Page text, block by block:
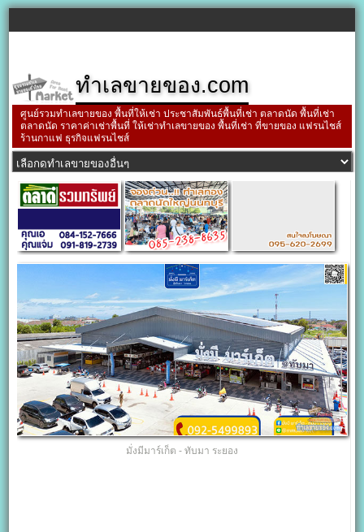
ทำเลขายของ.com
ศูนย์รวมทำเลขายของ พื้นที่ให้เช่า ประชาสัมพันธ์พื้นที่เช่า ตลาดนัด พื้นที่เช่า
ตลาดนัด ราคาค่าเช่าพื้นที่ ให้เช่าทำเลขายของ พื้นที่เช่า ที่ขายของ แฟรนไชส์
ร้านกาแฟ ธุรกิจแฟรนไชส์
มั่งมีมาร์เก็ต - ทับมา ระยอง